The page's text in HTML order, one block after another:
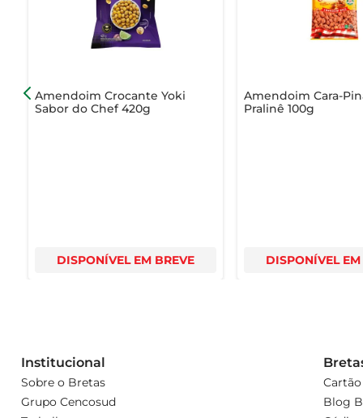
Experimente o Amendoim Torrado Sem Pele Dr.
ou para acompanhar suas atividades de lazer, este
Amendoim Crocante Yoki
Sabor do Chef 420g
DISPONÍVEL EM BREVE
Amendoim Cara-
Pralinê 100g
DISPONÍVEL EM
Institucional
Sobre o Bretas
Grupo Cencosud
Blog